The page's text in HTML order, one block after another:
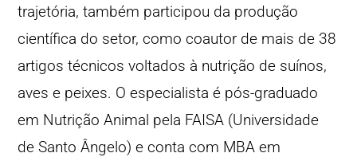
trajetória, também participou da produção
científica do setor, como coautor de mais de 38
artigos técnicos voltados à nutrição de suínos,
aves e peixes. O especialista é pós-graduado
em Nutrição Animal pela FAISA (Universidade
de Santo Ângelo) e conta com MBA em